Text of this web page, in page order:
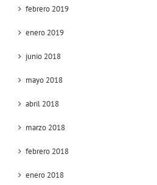
febrero 2019
enero 2019
junio 2018
mayo 2018
abril 2018
marzo 2018
febrero 2018
enero 2018